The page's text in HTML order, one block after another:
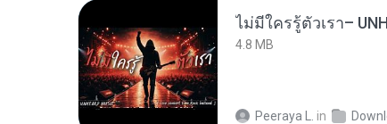
4.8 MB
Peeraya L. in